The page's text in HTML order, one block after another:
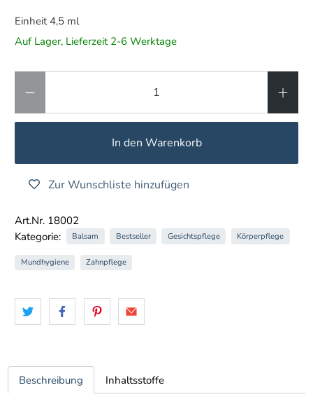
Einheit 4,5 ml
Auf Lager, Lieferzeit 2-6 Werktage
In den Warenkorb
Zur Wunschliste hinzufügen
Art.Nr. 18002
Kategorie:
Balsam Bestseller Gesichtspflege Körperpflege
Mundhygiene Zahnpflege
Beschreibung Inhaltsstoffe